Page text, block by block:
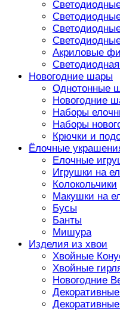
Акриловые
Новогодние шары
Однотонные
Новогодние
Наборы
Наборы
Крючки и
Ёлочные
Елочные
Игрушки на
Колокольчики
Макушки на
Бусы
Банты
Мишура
Изделия из хвои
Хвойные
Хвойные
Новогодние